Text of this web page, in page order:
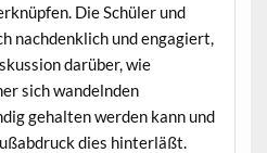
Die Schüler und
nachdenklich und engagiert,
darüber, wie
sich wandelnden
gehalten werden kann und
dies hinterläßt.